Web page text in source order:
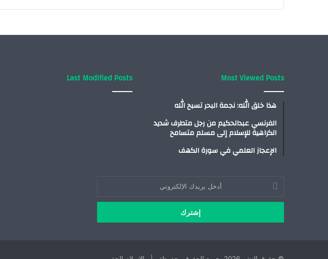
Most Viewed Posts
هذا خلق الله: نجمة البحر تسبح الله
الفرنسي عبدالحكيم من رجل متطرف شديد
الكراهية للإسلام إلى مسلم متسامح
الإعجاز العلمي في سورة الكهف
Last Modified Posts
أدخل
بريدك
الإلكتروني